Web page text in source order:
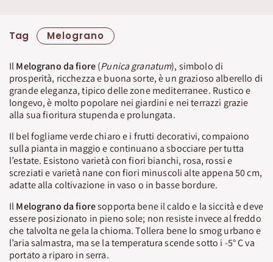
Tag Melograno
IlMelograno da fiore(Punica granatum), simbolo di
prosperità, ricchezza e buona sorte, è un grazioso alberello di
grande eleganza, tipico delle zone mediterranee. Rustico e
longevo, è molto popolare nei giardini e nei terrazzi grazie
alla sua fioritura stupenda e prolungata.
Il bel fogliame verde chiaro e i frutti decorativi, compaiono
sulla pianta in maggio e continuano a sbocciare per tutta
l’estate. Esistono varietà con fiori bianchi, rosa, rossi e
screziati e varietà nane con fiori minuscoli alte appena 50 cm,
adatte alla coltivazione in vaso o in basse bordure.
IlMelograno da fioresopporta bene il caldo e la siccità e deve
essere posizionato in pieno sole; non resiste invece al freddo
che talvolta ne gela la chioma. Tollera bene lo smog urbano e
l’aria salmastra, ma se la temperatura scende sotto i -5° C va
portato a riparo in serra.